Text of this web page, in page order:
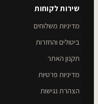
שירות לקוחות
מדיניות משלוחים
ביטולים והחזרות
תקנון האתר
מדיניות פרטיות
הצהרת נגישות